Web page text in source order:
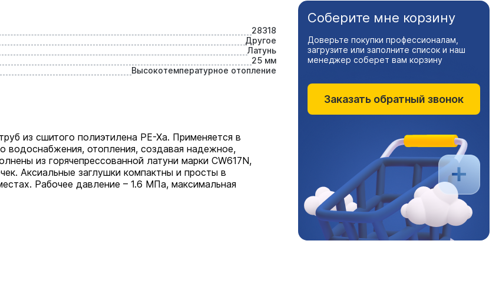
28318
Другое
Латунь
25 мм
Высокотемпературное отопление
из сшитого полиэтилена PE-Xa. Применяется в
водоснабжения, отопления, создавая надежное,
из горячепрессованной латуни марки СW617N,
Аксиальные заглушки компактны и просты в
Рабочее давление – 1.6 МПа, максимальная
Соберите мне корзину
Доверьте покупки профессионалам,
загрузите или заполните список и наш
менеджер соберет вам корзину
Заказать обратный звонок